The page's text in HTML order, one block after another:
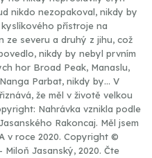
nikdo nezopakoval, nikdy by
přístroje na
ze severu a druhý z jihu, což
nikdy by nebyl prvním
hor Broad Peak, Manaslu,
Parbat, nikdy by… V
že měl v životě velkou
Nahrávka vznikla podle
Rakoncaj. Měl jsem
v roce 2020. Copyright ©
Jasanský, 2020. Čte